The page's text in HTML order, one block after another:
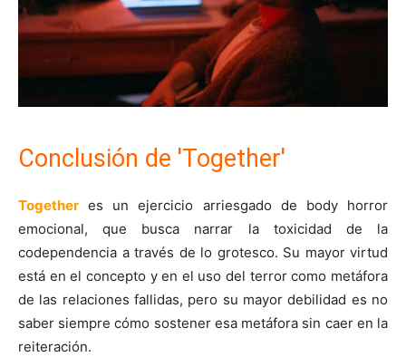
Conclusión de 'Together'
Together es un ejercicio arriesgado de body horror
emocional, que busca narrar la toxicidad de la
codependencia a través de lo grotesco. Su mayor virtud
está en el concepto y en el uso del terror como metáfora
de las relaciones fallidas, pero su mayor debilidad es no
saber siempre cómo sostener esa metáfora sin caer en la
reiteración.